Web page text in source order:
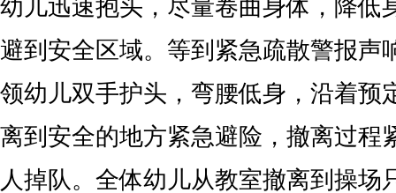
幼儿迅速抱头，尽量卷曲身体，降低
避到安全区域。等到紧急疏散警报声
领幼儿双手护头，弯腰低身，沿着预
离到安全的地方紧急避险，撤离过程
人掉队。全体幼儿‍从教室撤离到操场